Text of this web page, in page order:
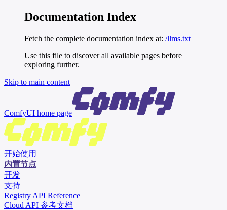
Documentation Index
Fetch the complete documentation index at: /llms.txt
Use this file to discover all available pages before
exploring further.
Skip to main content
ComfyUI home page
开始使用
内置节点
开发
支持
Registry API Reference
Cloud API 参考文档